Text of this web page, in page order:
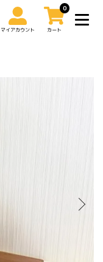
マイアカウント
0
カート